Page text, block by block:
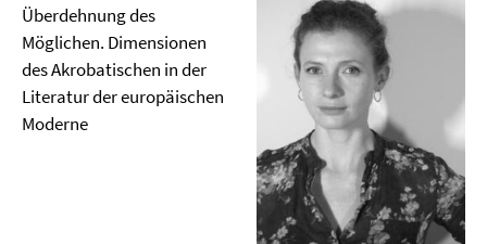
Überdehnung des
Möglichen. Dimensionen
des Akrobatischen in der
Literatur der europäischen
Moderne